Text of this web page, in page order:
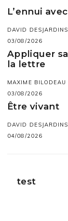
L’ennui
DAVID DESJARDINS
03/08/2026
Appliquer
la lettre
MAXIME BILODEAU
03/08/2026
Être vivant
DAVID DESJARDINS
04/08/2026
test